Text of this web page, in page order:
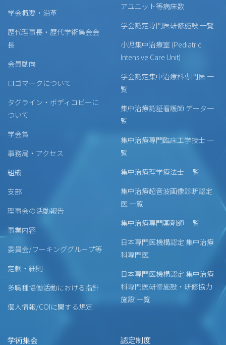
学会概要・沿革
歴代理事長・歴代学術集会会
長
会員動向
ロゴマークについて
タグライン・ボディコピーに
ついて
学会賞
事務局・アクセス
組織
支部
理事会の活動報告
事業内容
委員会/ワーキンググループ等
定款・細則
多職種協働活動における指針
個人情報/COIに関する規定
アユニット等病床数
学会認定専門医研修施設 一覧
小児集中治療室 (Pediatric
Intensive Care Unit)
学会認定集中治療科専門医 一
覧
集中治療認証看護師 データ一
覧
集中治療専門臨床工学技士 一
覧
集中治療理学療法士 一覧
集中治療超音波画像診断認定
医 一覧
集中治療専門薬剤師 一覧
日本専門医機構認定 集中治療
科専門医
日本専門医機構認定 集中治療
科専門医研修施設・研修協力
施設 一覧
学術集会 認定制度